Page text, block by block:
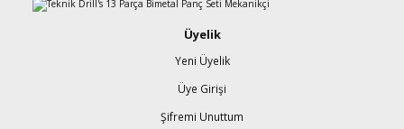
Üyelik
Yeni Üyelik
Üye Girişi
Şifremi Unuttum